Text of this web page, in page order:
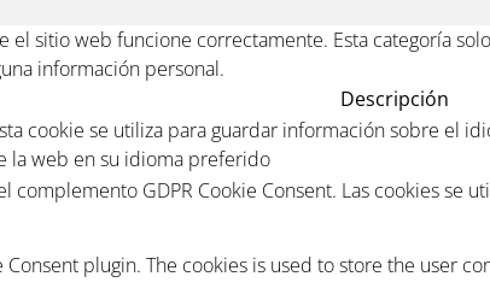
el sitio web funcione correctamente. Esta categoría
información personal.
Descripción
cookie se utiliza para guardar información sobre el
la web en su idioma preferido
complemento GDPR Cookie Consent. Las cookies se
Consent plugin. The cookies is used to store the user